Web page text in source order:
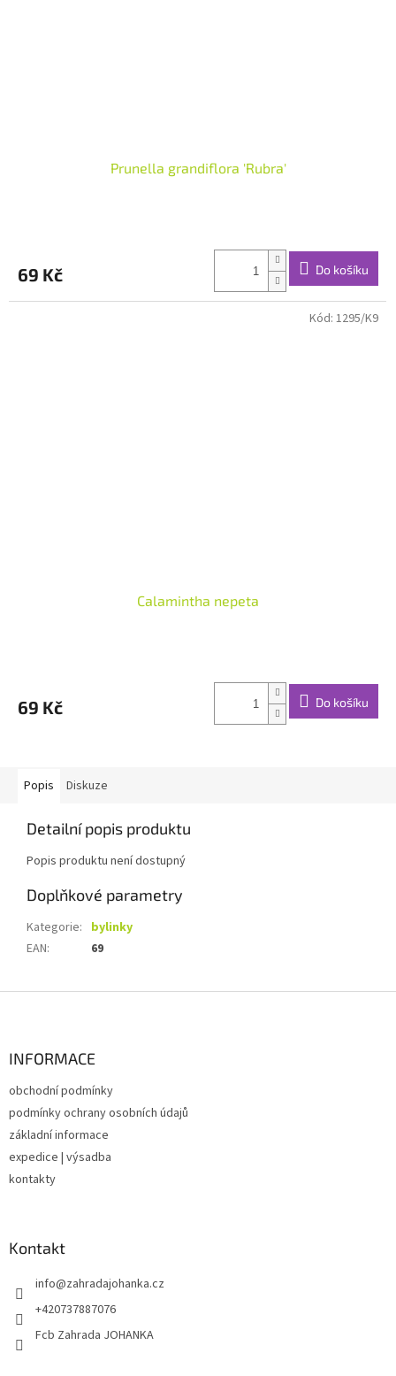
Prunella grandiflora 'Rubra'
69 Kč Do košíku
Calamintha nepeta
69 Kč Do košíku
Kód: 1295/K9
Popis Diskuze
Detailní popis produktu
Popis produktu není dostupný
Doplňkové parametry
Kategorie: bylinky
EAN: 69
INFORMACE
obchodní podmínky
podmínky ochrany osobních údajů
základní informace
expedice | výsadba
kontakty
Kontakt
info@zahradajohanka.cz
+420737887076
Fcb Zahrada JOHANKA